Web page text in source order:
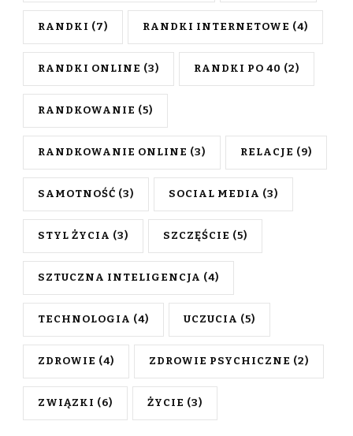
RANDKI (7) RANDKI INTERNETOWE (4)
RANDKI ONLINE (3) RANDKI PO 40 (2)
RANDKOWANIE (5)
RANDKOWANIE ONLINE (3) RELACJE (9)
SAMOTNOŚĆ (3) SOCIAL MEDIA (3)
STYL ŻYCIA (3) SZCZĘŚCIE (5)
SZTUCZNA INTELIGENCJA (4)
TECHNOLOGIA (4) UCZUCIA (5)
ZDROWIE (4) ZDROWIE PSYCHICZNE (2)
ZWIĄZKI (6) ŻYCIE (3)